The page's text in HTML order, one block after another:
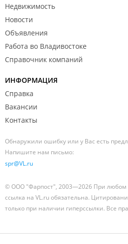
Недвижимость
Новости
Объявления
Работа во Владивостоке
Справочник компаний
ИНФОРМАЦИЯ
Справка
Вакансии
Контакты
Обнаружили ошибку или у Вас есть
Напишите нам письмо:
spr@VL.ru
© ООО "Фарпост", 2003—2026 При любом
ссылка на VL.ru обязательна.
только при наличии гиперссылки. Все